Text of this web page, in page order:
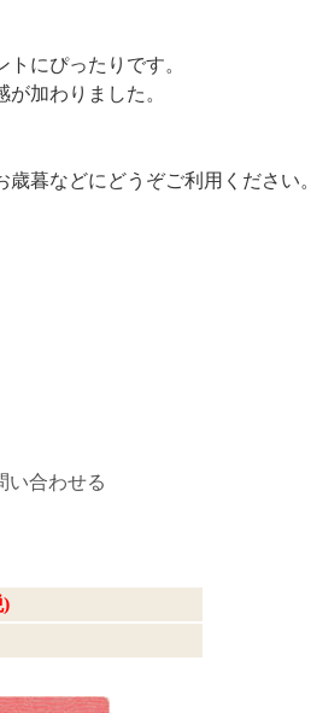
にぴったりです。
加わりました。
暮などにどうぞご利用ください。
い合わせる
)